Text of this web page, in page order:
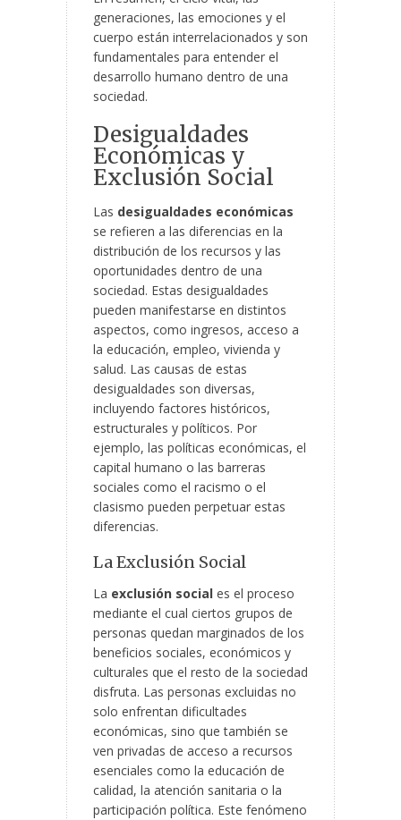
generaciones, las emociones y el
cuerpo están interrelacionados y son
fundamentales para entender el
desarrollo humano dentro de una
sociedad.
Desigualdades
Económicas y
Exclusión Social
Las desigualdades económicas
se refieren a las diferencias en la
distribución de los recursos y las
oportunidades dentro de una
sociedad. Estas desigualdades
pueden manifestarse en distintos
aspectos, como ingresos, acceso a
la educación, empleo, vivienda y
salud. Las causas de estas
desigualdades son diversas,
incluyendo factores históricos,
estructurales y políticos. Por
ejemplo, las políticas económicas, el
capital humano o las barreras
sociales como el racismo o el
clasismo pueden perpetuar estas
diferencias.
La Exclusión Social
La exclusión social es el proceso
mediante el cual ciertos grupos de
personas quedan marginados de los
beneficios sociales, económicos y
culturales que el resto de la sociedad
disfruta. Las personas excluidas no
solo enfrentan dificultades
económicas, sino que también se
ven privadas de acceso a recursos
esenciales como la educación de
calidad, la atención sanitaria o la
participación política. Este fenómeno